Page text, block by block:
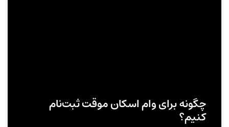
چگونه برای وام اسکان موقت ثبت‌نام
کنیم؟